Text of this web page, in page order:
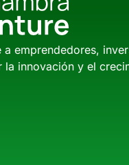
a emprendedores,
la innovación y el